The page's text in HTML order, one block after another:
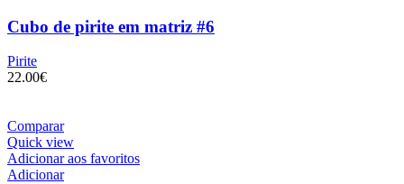
Cubo de pirite em matriz #6
Pirite
22.00€
Comparar
Quick view
Adicionar aos favoritos
Adicionar